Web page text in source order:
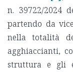
n. 39722/2024
partendo da
nella totalità
agghiaccianti,
struttura e gli